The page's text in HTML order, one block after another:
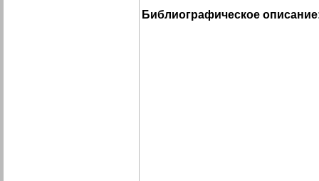
Библиографическое